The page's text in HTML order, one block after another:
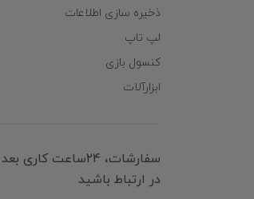
ذخیره سازی اطلاعات
لپ تاپ
کنسول بازی
ابزارآلات
سفارشات، 24ساعت
در ارتباط باشید